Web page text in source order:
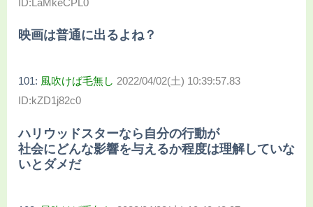
ID:LaMkeCPL0
映画は普通に出るよね？
101: 風吹けば毛無し 2022/04/02(土) 10:39:57.83
ID:kZD1j82c0
ハリウッドスターなら自分の行動が
社会にどんな影響を与えるか程度は理解していな
いとダメだ